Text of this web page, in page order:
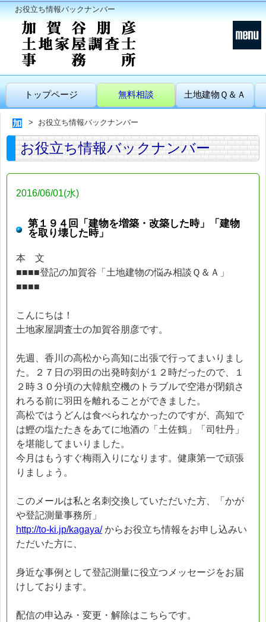
お役立ち情報バックナンバー
トップページ 無料相談 土地建物Ｑ＆Ａ
お役立ち情報バックナンバー
お役立ち情報バックナンバー
2016/06/01(水)
第１９４回「建物を増築・改築した時」「建物
を取り壊した時」
本 文
■■■■登記の加賀谷「土地建物の悩み相談Ｑ＆Ａ」
■■■■
こんにちは！
土地家屋調査士の加賀谷朋彦です。
先週、香川の高松から高知に出張で行ってまいりまし
た。２７日の羽田の出発時刻が１２時だったので、１
２時３０分頃の大韓航空機のトラブルで空港が閉鎖さ
れろる前に羽田を離れることができました。
高松ではうどんは食べられなかったのですが、高知で
は鰹の塩たたきをあてに地酒の「土佐鶴」「司牡丹」
を堪能してまいりました。
今月はもうすぐ梅雨入りになります。健康第一で頑張
りましょう。
このメールは私と名刺交換していただいた方、「かが
や登記測量事務所」
http://to-ki.jp/kagaya/からお役立ち情報をお申し込みい
ただいた方に、
身近な事例として登記測量に役立つメッセージをお届
けしております。
配信の申込み・変更・解除はこちらです。